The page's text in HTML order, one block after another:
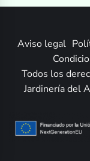
Aviso legal
Todos los
Jardinería del